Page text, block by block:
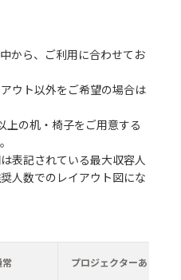
から、ご利用に合わせてお
ウト以外をご希望の場合は
の机・椅子をご用意する
表記されている最大収容人
人数でのレイアウト図にな
常 プロジェクターあり